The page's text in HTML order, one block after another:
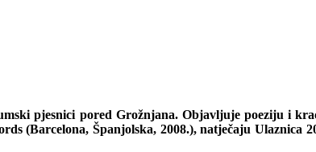
pjesnici pored Grožnjana. Objavljuje poeziju i
(Barcelona, Španjolska, 2008.), natječaju Ulaznica